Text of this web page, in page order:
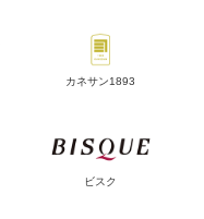
カネサン1893
ビスク